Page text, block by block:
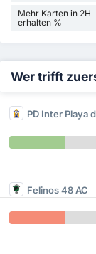
Mehr Karten in 2H
erhalten %
Wer trifft
PD Inter Playa
Felinos 48 AC